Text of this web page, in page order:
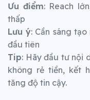
Ưu điểm: Reach
thấp
Lưu ý: Cần sáng
đầu tiên
Tip: Hãy đầu tư nội
không rẻ tiền, kết
tăng độ tin cậy.